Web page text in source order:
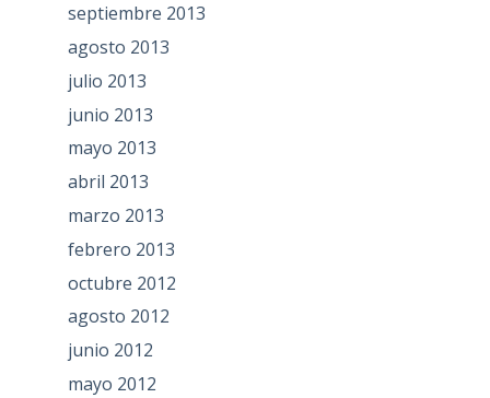
septiembre 2013
agosto 2013
julio 2013
junio 2013
mayo 2013
abril 2013
marzo 2013
febrero 2013
octubre 2012
agosto 2012
junio 2012
mayo 2012